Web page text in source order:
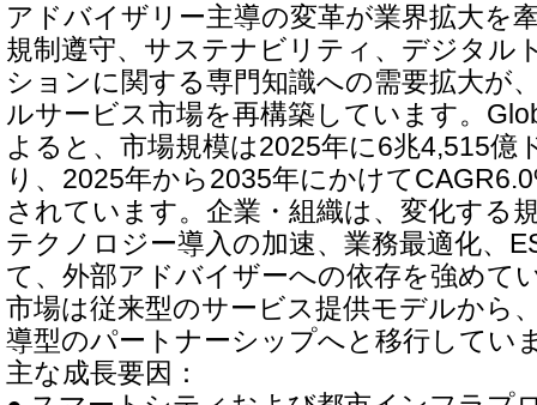
アドバイザリー主導の変革が業界拡大を
規制遵守、サステナビリティ、デジタル
ションに関する専門知識への需要拡大が
ルサービス市場を再構築しています。
よると、市場規模は2025年に6兆4,515億
り、2025年から2035年にかけて
されています。企業・組織は、変化する
テクノロジー導入の加速、業務最適化、
て、外部アドバイザーへの依存を強めて
市場は従来型のサービス提供モデルから
導型のパートナーシップへと移行してい
主な成長要因：